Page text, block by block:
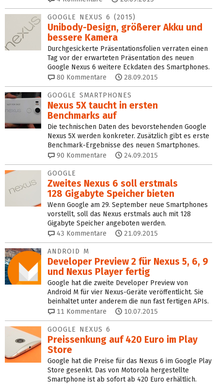
GOOGLE NEXUS 6 (2015)
Unibody-Design, größerer Akku und
bessere Kamera
Durchgesickerte Präsentationsfolien verraten einen
Tag vor der erwarteten Präsentation des neuen
Google Nexus 6 weitere Eckdaten des Smartphones.
80 Kommentare 28.09.2015
GOOGLE SMARTPHONES
Nexus 5X taucht in ersten
Benchmarks auf
Die technischen Daten des bevorstehenden Google
Nexus 5X werden konkreter. Zusätzlich gibt es erste
Benchmark-Ergebnisse des neuen Smartphones.
90 Kommentare 24.09.2015
GOOGLE
Zweites Nexus 6 soll erstmals
128 Gigabyte Speicher bieten
Wenn Google am 29. September neue Smartphones
vorstellt, soll das Nexus erstmals auch mit 128
Gigabyte Speicher angeboten werden.
43 Kommentare 21.09.2015
ANDROID M
Developer Preview 2 für Nexus 5, 6, 9
und Nexus Player fertig
Google hat die zweite Developer Preview von
Android M für vier Nexus-Geräte veröffentlicht. Sie
beinhaltet unter anderem die nun fast fertigen APIs.
11 Kommentare 10.07.2015
GOOGLE NEXUS 6
Preissenkung auf 420 Euro im Play
Store
Google hat die Preise für das Nexus 6 im Google Play
Store gesenkt. Das von Motorola hergestellte
Smartphone ist ab sofort ab 420 Euro erhältlich.